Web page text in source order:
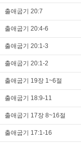
출애굽기 20:7
출애굽기 20:4-6
출애굽기 20:1-3
출애굽기 20:1-2
출애굽기 19장 1~6절
출애굽기 18:9-11
출애굽기 17장 8~16절
출애굽기 17:1-16